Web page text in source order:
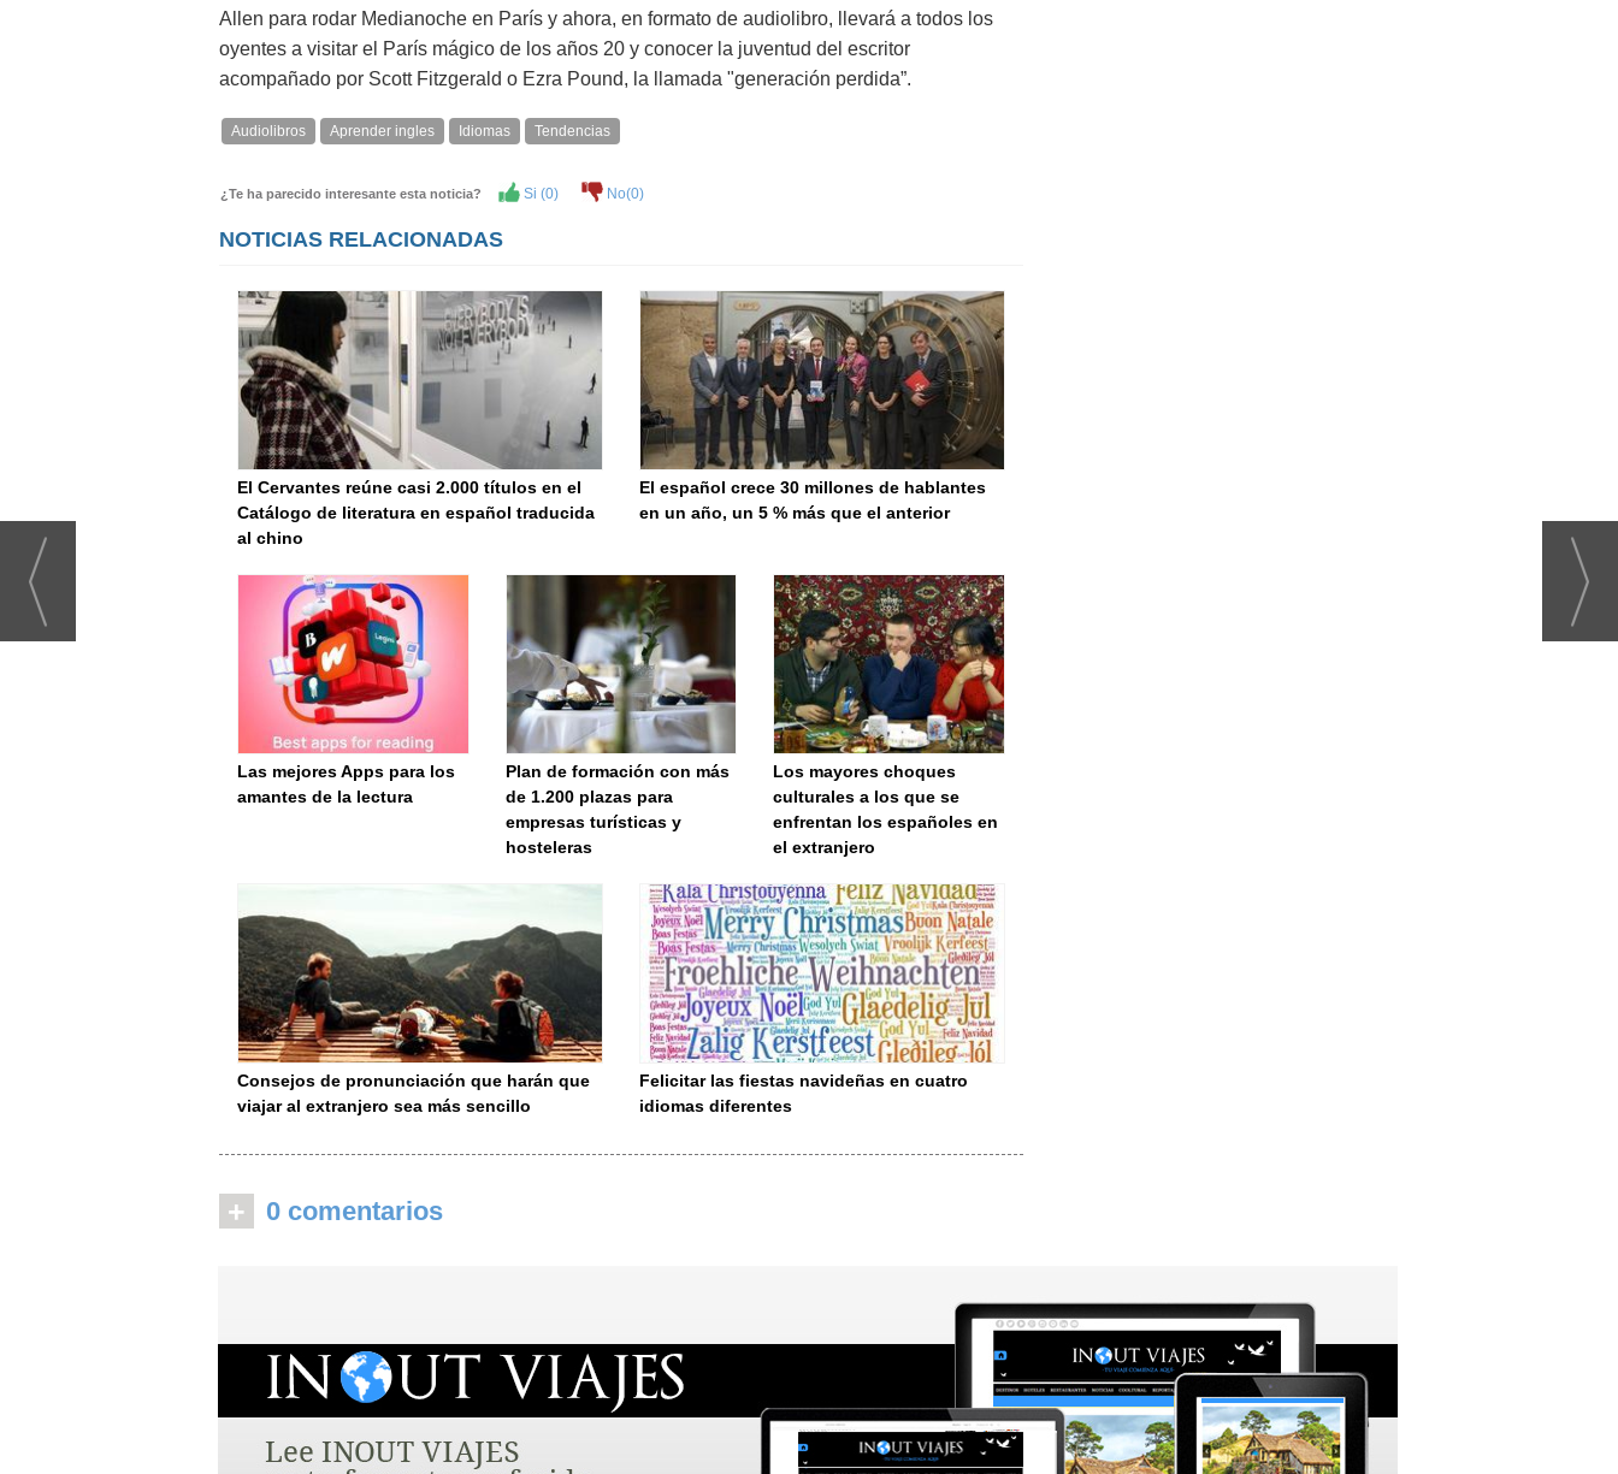
Allen para rodar Medianoche en París y ahora, en formato de audiolibro, llevará a todos los
oyentes a visitar el París mágico de los años 20 y conocer la juventud del escritor
acompañado por Scott Fitzgerald o Ezra Pound, la llamada "generación perdida”.
Audiolibros Aprender ingles Idiomas Tendencias
¿Te ha parecido interesante esta noticia? Si (0) No(0)
NOTICIAS RELACIONADAS
El Cervantes reúne casi 2.000 títulos en el
Catálogo de literatura en español traducida
al chino
El español crece 30 millones de hablantes
en un año, un 5 % más que el anterior
Las mejores Apps para los
amantes de la lectura
Plan de formación con más
de 1.200 plazas para
empresas turísticas y
hosteleras
Los mayores choques
culturales a los que se
enfrentan los españoles en
el extranjero
Consejos de pronunciación que harán que
viajar al extranjero sea más sencillo
Felicitar las fiestas navideñas en cuatro
idiomas diferentes
+ 0 comentarios